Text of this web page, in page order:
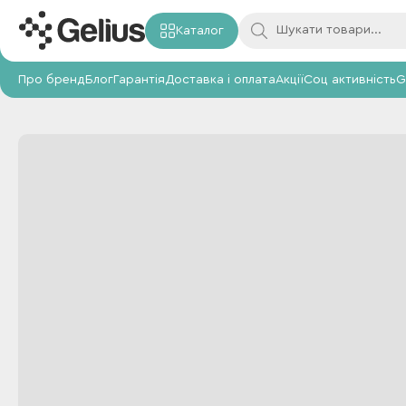
Каталог
Про брендБлогГарантія Доставка і оплатаАкціїСоц активність